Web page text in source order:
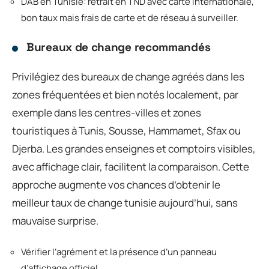
bon taux mais frais de carte et de réseau à surveiller.
Bureaux de change recommandés
Privilégiez des bureaux de change agréés dans les
zones fréquentées et bien notés localement, par
exemple dans les centres-villes et zones
touristiques à Tunis, Sousse, Hammamet, Sfax ou
Djerba. Les grandes enseignes et comptoirs visibles,
avec affichage clair, facilitent la comparaison. Cette
approche augmente vos chances d’obtenir le
meilleur taux de change tunisie aujourd’hui, sans
mauvaise surprise.
Vérifier l’agrément et la présence d’un panneau